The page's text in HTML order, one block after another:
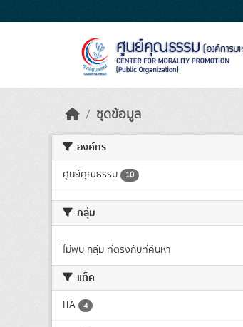
ชุดข้อมูล
องค์กร
ศูนย์คุณธรรม 10
กลุ่ม
ไม่พบ กลุ่ม ที่ตรงกับที่ค้นหา
แท็ค
ITA 4